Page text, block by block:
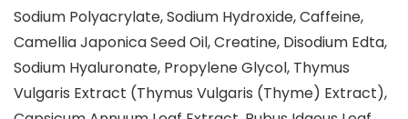
Sodium Polyacrylate, Sodium Hydroxide, Caffeine,
Camellia Japonica Seed Oil, Creatine, Disodium Edta,
Sodium Hyaluronate, Propylene Glycol, Thymus
Vulgaris Extract (Thymus Vulgaris (Thyme) Extract),